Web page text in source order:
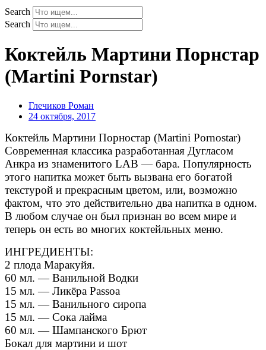
Search
Search
Коктейль Мартини Порнстар
(Martini Pornstar)
Глечиков Роман
24 октября, 2017
Коктейль Мартини Порностар (Martini Pornostar)
Современная классика разработанная Дугласом
Анкра из знаменитого LAB — бара. Популярность
этого напитка может быть вызвана его богатой
текстурой и прекрасным цветом, или, возможно
фактом, что это действительно два напитка в одном.
В любом случае он был признан во всем мире и
теперь он есть во многих коктейльных меню.
ИНГРЕДИЕНТЫ:
2 плода Маракуйя.
60 мл. — Ванильной Водки
15 мл. — Ликёра Passoa
15 мл. — Ванильного сиропа
15 мл. — Сока лайма
60 мл. — Шампанского Брют
Бокал для мартини и шот